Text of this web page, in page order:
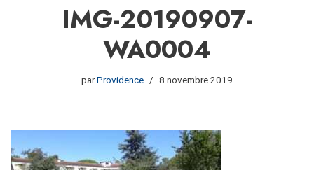
IMG-20190907-
WA0004
parProvidence 8 novembre 2019